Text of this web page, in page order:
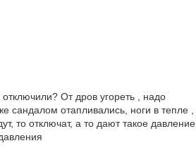
От дров угореть , надо
сандалом отапливались, ноги в тепле ,
то отключат, а то дают такое давление